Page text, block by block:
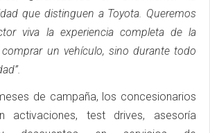
que distinguen a Toyota. Queremos
viva la experiencia completa de la
un vehículo, sino durante todo
de campaña, los concesionarios
activaciones, test drives, asesoría